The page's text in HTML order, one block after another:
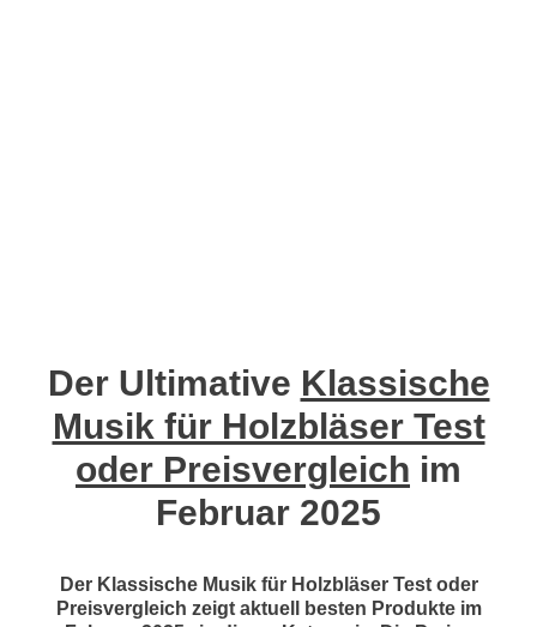
Der Ultimative Klassische
Musik für Holzbläser Test
oder Preisvergleich im
Februar 2025
Der Klassische Musik für Holzbläser Test oder
Preisvergleich zeigt aktuell besten Produkte im